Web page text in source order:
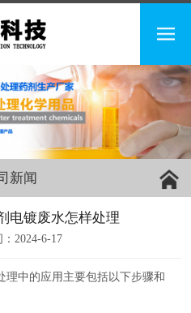
新闻
电镀废水怎样处理
2024-6-17
理中的应用主要包括以下步骤和